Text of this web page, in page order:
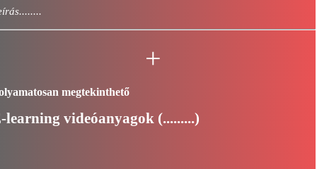
+
megtekinthető
learning videóanyagok (.........)